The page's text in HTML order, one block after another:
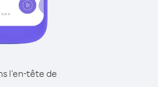
l'en-tête de